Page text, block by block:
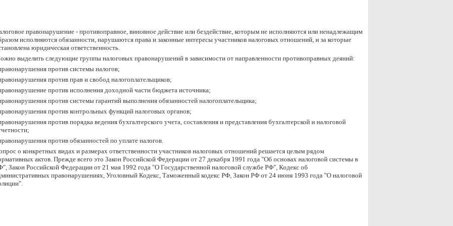
правонарушение - противоправное, виновное действие или бездействие, которым не исполняются или ненадлежащим
исполняются обязанности, нарушаются права и законные интересы участников налоговых отношений, и за которые
юридическая ответственность.
выделить следующие группы налоговых правонарушений в зависимости от направленности противоправных деяний:
против системы налогов;
против прав и свобод налогоплательщиков;
против исполнения доходной части бюджета источника;
против системы гарантий выполнения обязанностей налогоплательщика;
против контрольных функций налоговых органов;
против порядка ведения бухгалтерского учета, составления и представления бухгалтерской и налоговой
против обязанностей по уплате налогов.
о конкретных видах и размерах ответственности участников налоговых отношений решается целым рядом
актов. Прежде всего это Закон Российской Федерации от 27 декабря 1991 года "Об основах налоговой системы в
Закон Российской Федерации от 21 мая 1992 года "О Государственной налоговой службе РФ", Кодекс об
правонарушениях, Уголовный Кодекс, Таможенный кодекс РФ, Закон РФ от 24 июня 1993 года "О налоговой